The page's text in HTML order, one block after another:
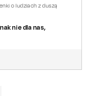
o ludziach z duszą
nie dla nas,